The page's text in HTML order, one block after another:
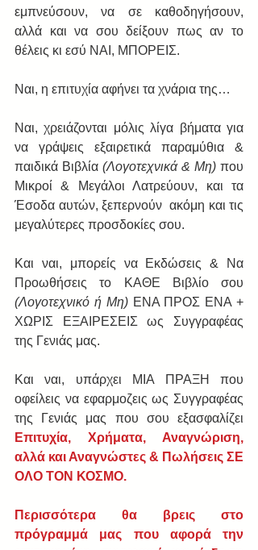
εμπνεύσουν, να σε καθοδηγήσουν,
αλλά και να σου δείξουν πως αν το
θέλεις κι εσύ ΝΑΙ, ΜΠΟΡΕΙΣ.
Ναι, η επιτυχία αφήνει τα χνάρια της…
Ναι, χρειάζονται μόλις λίγα βήματα για
να γράψεις εξαιρετικά παραμύθια &
παιδικά Βιβλία (Λογοτεχνικά & Μη) που
Μικροί & Μεγάλοι Λατρεύουν, και τα
Έσοδα αυτών, ξεπερνούν  ακόμη και τις
μεγαλύτερες προσδοκίες σου.
Και ναι, μπορείς να Εκδώσεις & Να
(Λογοτεχνικό ή Μη) ΕΝΑ ΠΡΟΣ ΕΝΑ +
ΧΩΡΙΣ ΕΞΑΙΡΕΣΕΙΣ ως Συγγραφέας
της Γενιάς μας.
Και ναι, υπάρχει ΜΙΑ ΠΡΑΞΗ που
οφείλεις να εφαρμοζεις ως Συγγραφέας
Επιτυχία, Χρήματα, Αναγνώριση,
αλλά και Αναγνώστες & Πωλήσεις ΣΕ
ΟΛΟ ΤΟΝ ΚΟΣΜΟ.
Περισσότερα θα βρεις στο
πρόγραμμά μας που αφορά την